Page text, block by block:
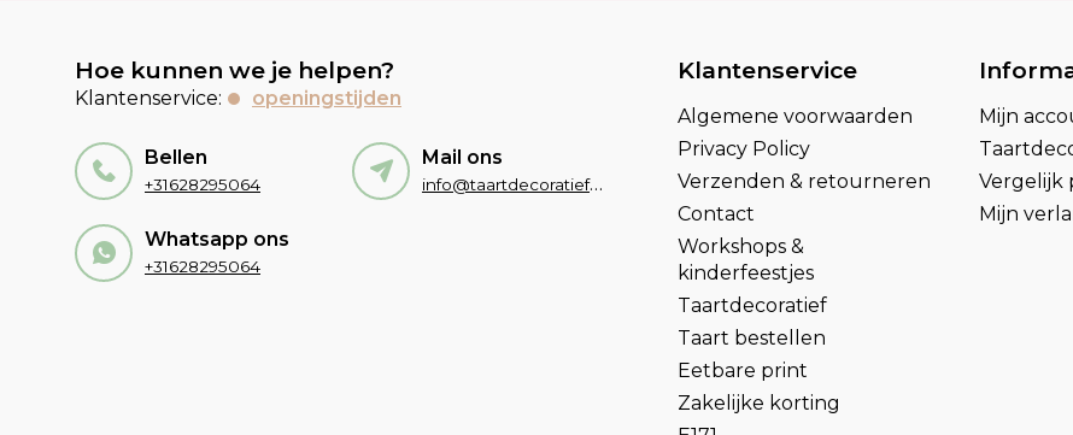
Hoe kunnen we je helpen?
Klantenservice: openingstijden
Bellen
+31628295064
Mail ons
info@taartdecoratief.nl
Whatsapp ons
+31628295064
Klantenservice
Algemene voorwaarden
Privacy Policy
Verzenden & retourneren
Contact
Workshops &
kinderfeestjes
Taartdecoratief
Taart bestellen
Eetbare print
Zakelijke korting
Mijn
Vergelijk
Mijn